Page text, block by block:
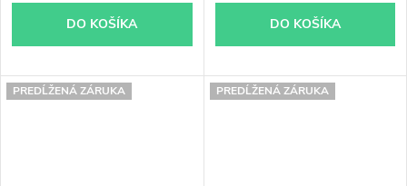
DO KOŠÍKA DO KOŠÍKA
PREDĹŽENÁ ZÁRUKA PREDĹŽENÁ ZÁRUKA